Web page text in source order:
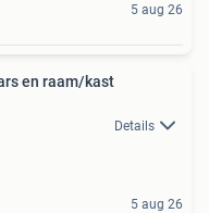
5 aug 26
en raam/kast
Details
5 aug 26